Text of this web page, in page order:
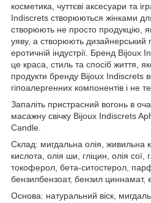
косметика, чуттєві аксесуари та
Indiscrets створюються жінками
створюють не просто продукцію,
уяву, а створюють дизайнерський
еротичній індустрії. Бренд Bijoux
це краса, стиль та спосіб життя,
продукти бренду Bijoux Indiscrets
гіпоалергенних компонентів і не
Запаліть пристрасний вогонь в
масажну свічку Bijoux Indiscrets
Candle.
Склад: мигдальна олія, живильна
кислота, олія ши, гліцин, олія сої,
токоферол, бета-ситостерол,
бензилбензоат, бензил циннамат,
Основа: натуральний віск,